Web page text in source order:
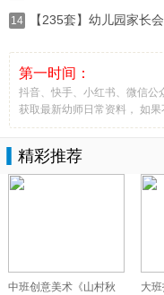
14 【235套】幼儿园家长
第一时间：
抖音、快手、小红书、微信公
获取最新幼师日常资料， 如
精彩推荐
中班创意美术《山村秋
大